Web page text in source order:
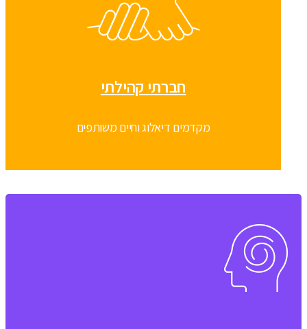
חברתי קהילתי
מקדמים דיאלוג וחיים משותפים